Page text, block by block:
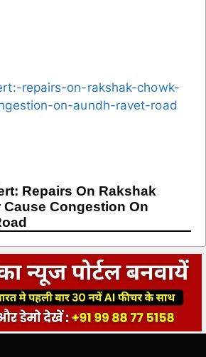
Repairs On Rakshak
Congestion On